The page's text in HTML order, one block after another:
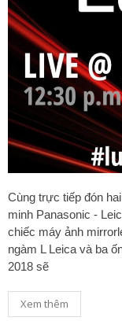
Cùng trực tiếp đón
minh Panasonic -
chiếc máy ảnh
ngàm L Leica và ba
2018 sẽ
Xem thêm